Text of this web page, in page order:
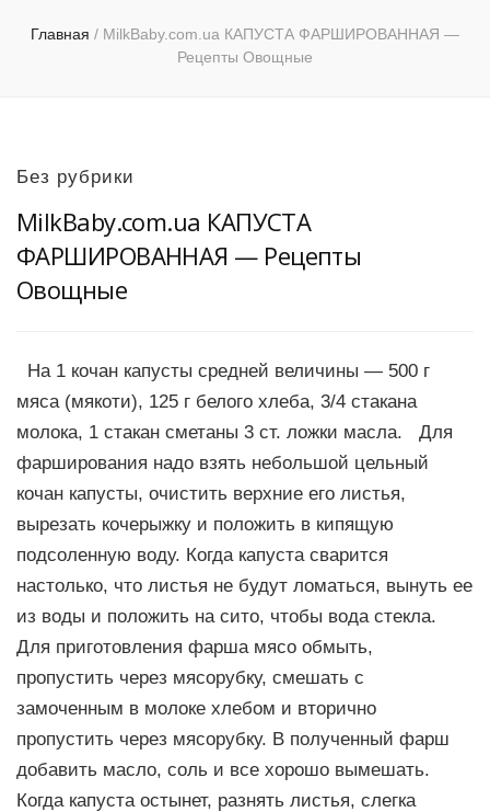
Главная / MilkBaby.com.ua КАПУСТА ФАРШИРОВАННАЯ —
Рецепты Овощные
Без рубрики
MilkBaby.com.ua КАПУСТА
ФАРШИРОВАННАЯ — Рецепты
Овощные
На 1 кочан капусты средней величины — 500 г
мяса (мякоти), 125 г белого хлеба, 3/4 стакана
молока, 1 стакан сметаны 3 ст. ложки масла. Для
фарширования надо взять небольшой цельный
кочан капусты, очистить верхние его листья,
вырезать кочерыжку и положить в кипящую
подсоленную воду. Когда капуста сварится
настолько, что листья не будут ломаться, вынуть ее
из воды и положить на сито, чтобы вода стекла.
Для приготовления фарша мясо обмыть,
пропустить через мясорубку, смешать с
замоченным в молоке хлебом и вторично
пропустить через мясорубку. В полученный фарш
добавить масло, соль и все хорошо вымешать.
Когда капуста остынет, разнять листья, слегка